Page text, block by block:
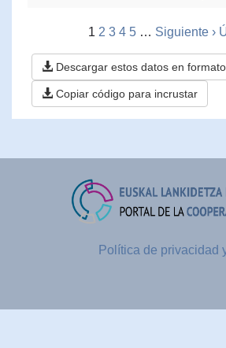
1 2 3 4 5 … Siguiente ›
Descargar estos datos en
Copiar código para incrustar
Política de privacidad